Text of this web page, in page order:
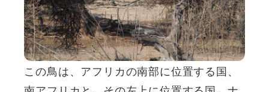
この鳥は、アフリカの南部に位置する国、